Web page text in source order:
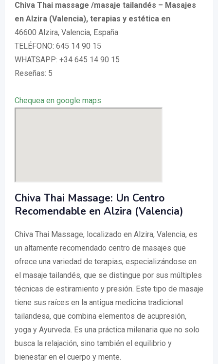
Chiva Thai massage /masaje tailandés – Masajes
en Alzira (Valencia), terapias y estética en
46600 Alzira, Valencia, España
TELÉFONO: 645 14 90 15
WHATSAPP: +34 645 14 90 15
Reseñas: 5
Chequea en google maps
Chiva Thai Massage: Un Centro
Recomendable en Alzira (Valencia)
Chiva Thai Massage, localizado en Alzira, Valencia, es
un altamente recomendado centro de masajes que
ofrece una variedad de terapias, especializándose en
el masaje tailandés, que se distingue por sus múltiples
técnicas de estiramiento y presión. Este tipo de masaje
tiene sus raíces en la antigua medicina tradicional
tailandesa, que combina elementos de acupresión,
yoga y Ayurveda. Es una práctica milenaria que no solo
busca la relajación, sino también el equilibrio y
bienestar en el cuerpo y mente.